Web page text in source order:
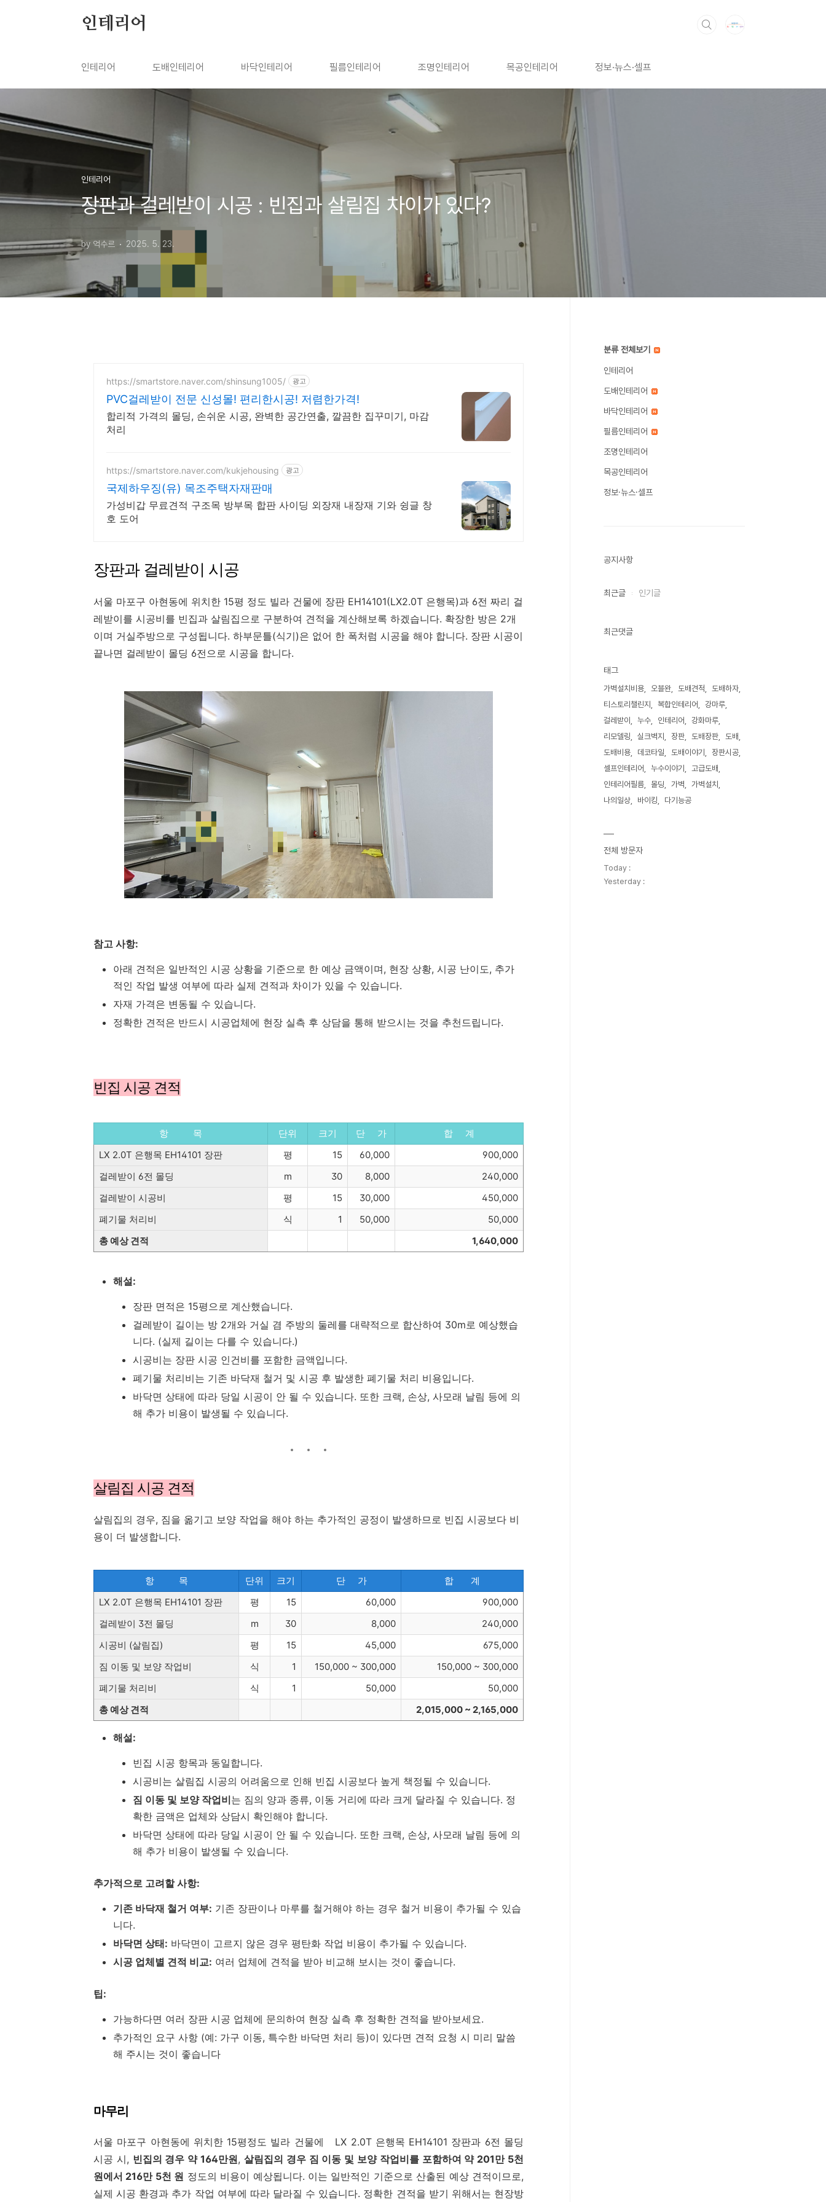
인테리어
인테리어 도배인테리어 바닥인테리어 필름인테리어 조명인테리어 목공인테리어 정보·뉴스·셀프
인테리어
장판과 걸레받이 시공 : 빈집과 살림집 차이가 있다?
by 억수르 2025. 5. 23.
https://smartstore.naver.com/shinsung1005/ 광고
PVC걸레받이 전문 신성몰! 편리한시공! 저렴한가격!
합리적 가격의 몰딩, 손쉬운 시공, 완벽한 공간연출, 깔끔한 집꾸미기, 마감
처리
https://smartstore.naver.com/kukjehousing 광고
국제하우징(유) 목조주택자재판매
가성비갑 무료견적 구조목 방부목 합판 사이딩 외장재 내장재 기와 슁글 창
호 도어
장판과 걸레받이 시공
서울 마포구 아현동에 위치한 15평 정도 빌라 건물에 장판 EH14101(LX2.0T 은행목)과 6전 짜리 걸
레받이를 시공비를 빈집과 살림집으로 구분하여 견적을 계산해보록 하겠습니다. 확장한 방은 2개
이며 거실주방으로 구성됩니다. 하부문틀(식기)은 없어 한 폭처럼 시공을 해야 합니다. 장판 시공이
끝나면 걸레받이 몰딩 6전으로 시공을 합니다.
참고 사항:
아래 견적은 일반적인 시공 상황을 기준으로 한 예상 금액이며, 현장 상황, 시공 난이도, 추가
적인 작업 발생 여부에 따라 실제 견적과 차이가 있을 수 있습니다.
자재 가격은 변동될 수 있습니다.
정확한 견적은 반드시 시공업체에 현장 실측 후 상담을 통해 받으시는 것을 추천드립니다.
빈집 시공 견적
항 목 단위 크기 단 가
합 계
LX 2.0T 은행목 EH14101 장판
평 15 60,000
900,000
걸레받이 6전 몰딩
m 30 8,000
240,000
걸레받이 시공비
평 15 30,000
450,000
폐기물 처리비
식 1 50,000
50,000
총 예상 견적
1,640,000
해설:
장판 면적은 15평으로 계산했습니다.
걸레받이 길이는 방 2개와 거실 겸 주방의 둘레를 대략적으로 합산하여 30m로 예상했습
니다. (실제 길이는 다를 수 있습니다.)
시공비는 장판 시공 인건비를 포함한 금액입니다.
폐기물 처리비는 기존 바닥재 철거 및 시공 후 발생한 폐기물 처리 비용입니다.
바닥면 상태에 따라 당일 시공이 안 될 수 있습니다. 또한 크랙, 손상, 사모래 날림 등에 의
해 추가 비용이 발생될 수 있습니다.
살림집 시공 견적
살림집의 경우, 짐을 옮기고 보양 작업을 해야 하는 추가적인 공정이 발생하므로 빈집 시공보다 비
용이 더 발생합니다.
항 목 단위 크기 단 가
합 계
LX 2.0T 은행목 EH14101 장판
평 15 60,000
900,000
걸레받이 3전 몰딩
m 30 8,000
240,000
시공비 (살림집)
평 15 45,000
675,000
짐 이동 및 보양 작업비
식 1 150,000 ~ 300,000
150,000 ~ 300,000
폐기물 처리비
식 1 50,000
50,000
총 예상 견적
2,015,000 ~ 2,165,000
해설:
빈집 시공 항목과 동일합니다.
시공비는 살림집 시공의 어려움으로 인해 빈집 시공보다 높게 책정될 수 있습니다.
짐 이동 및 보양 작업비는 짐의 양과 종류, 이동 거리에 따라 크게 달라질 수 있습니다. 정
확한 금액은 업체와 상담시 확인해야 합니다.
바닥면 상태에 따라 당일 시공이 안 될 수 있습니다. 또한 크랙, 손상, 사모래 날림 등에 의
해 추가 비용이 발생될 수 있습니다.
추가적으로 고려할 사항:
기존 바닥재 철거 여부: 기존 장판이나 마루를 철거해야 하는 경우 철거 비용이 추가될 수 있습
니다.
바닥면 상태: 바닥면이 고르지 않은 경우 평탄화 작업 비용이 추가될 수 있습니다.
시공 업체별 견적 비교: 여러 업체에 견적을 받아 비교해 보시는 것이 좋습니다.
팁:
가능하다면 여러 장판 시공 업체에 문의하여 현장 실측 후 정확한 견적을 받아보세요.
추가적인 요구 사항 (예: 가구 이동, 특수한 바닥면 처리 등)이 있다면 견적 요청 시 미리 말씀
해 주시는 것이 좋습니다
마무리
서울 마포구 아현동에 위치한 15평정도 빌라 건물에
LX 2.0T 은행목 EH14101 장판과 6전 몰딩
시공 시, 빈집의 경우 약 164만원, 살림집의 경우 짐 이동 및 보양 작업비를 포함하여 약 201만 5천
원에서 216만 5천 원 정도의 비용이 예상됩니다. 이는 일반적인 기준으로 산출된 예상 견적이므로,
실제 시공 환경과 추가 작업 여부에 따라 달라질 수 있습니다. 정확한 견적을 받기 위해서는 현장방
분류 전체보기
인테리어
도배인테리어
바닥인테리어
필름인테리어
조명인테리어
목공인테리어
정보·뉴스·셀프
공지사항
최근글 인기글
최근댓글
태그
가벽설치비용 오블완 도배견적
도배하자
티스토리챌린지
복합인테리어
강마루
걸레받이
누수 인테리어
강화마루
리모델링
실크벽지 장판 도배장판
도배
도배비용
데코타일 도배이야기
장판시공
셀프인테리어
누수이야기
고급도배
인테리어필름
몰딩 가벽
가벽설치
나의일상
바이킹 다기능공
전체 방문자
Today :
Yesterday :